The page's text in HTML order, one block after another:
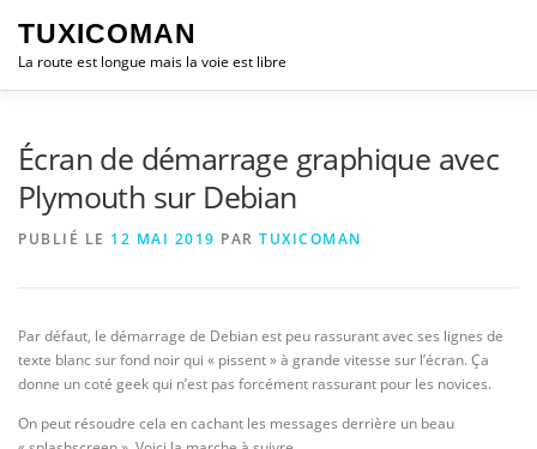
contenu
TUXICOMAN
La route est longue mais la voie est libre
Écran de démarrage graphique avec
Plymouth sur Debian
PUBLIÉ LE 12 MAI 2019 PAR TUXICOMAN
Par défaut, le démarrage de Debian est peu rassurant avec ses lignes de
texte blanc sur fond noir qui « pissent » à grande vitesse sur l’écran. Ça
donne un coté geek qui n’est pas forcément rassurant pour les novices.
On peut résoudre cela en cachant les messages derrière un beau